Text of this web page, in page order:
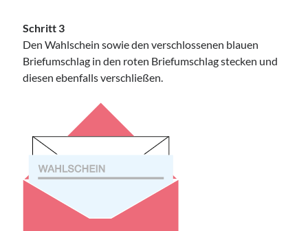
Schritt 3
Den Wahlschein sowie den verschlossenen blauen
Briefumschlag in den roten Briefumschlag stecken und
diesen ebenfalls verschließen.